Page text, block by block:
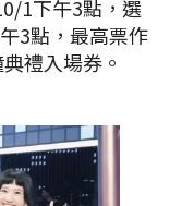
1下午3點，選
3點，最高票作
禮入場券。